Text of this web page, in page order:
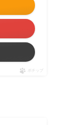
ポチップ